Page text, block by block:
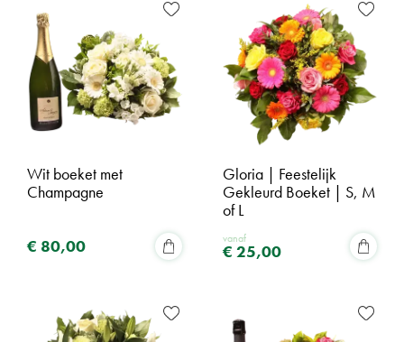
Wit boeket met
Champagne
€ 80,00
Gloria | Feestelijk
Gekleurd Boeket | S, M
of L
vanaf
€ 25,00